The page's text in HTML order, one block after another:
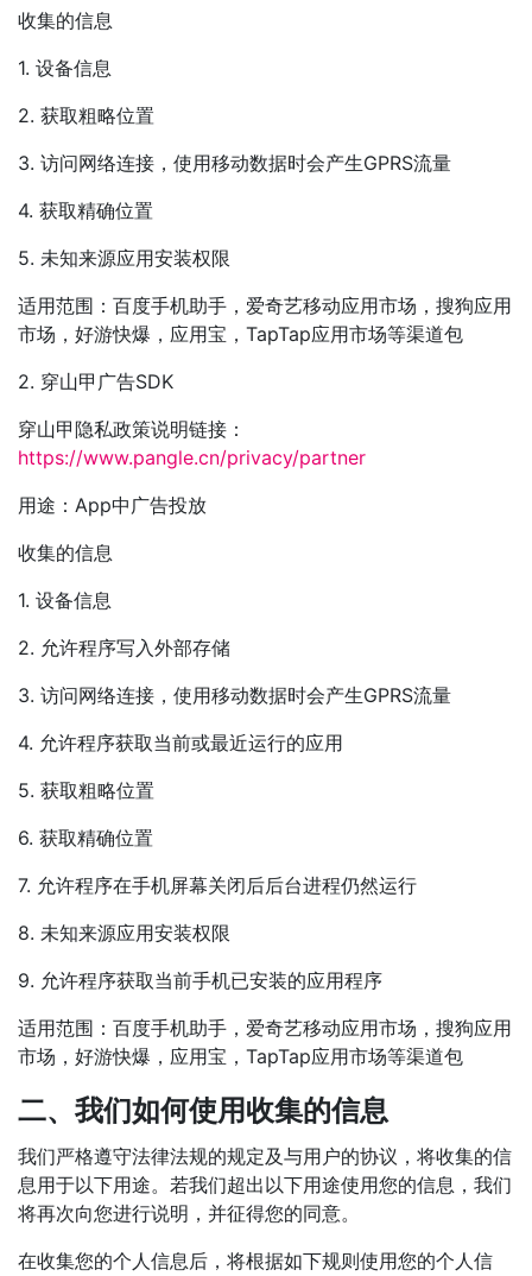
收集的信息
1. 设备信息
2. 获取粗略位置
3. 访问网络连接，使用移动数据时会产生GPRS流量
4. 获取精确位置
5. 未知来源应用安装权限
适用范围：百度手机助手，爱奇艺移动应用市场，搜狗应用
市场，好游快爆，应用宝，TapTap应用市场等渠道包
2. 穿山甲广告SDK
穿山甲隐私政策说明链接：
https://www.pangle.cn/privacy/partner
用途：App中广告投放
收集的信息
1. 设备信息
2. 允许程序写入外部存储
3. 访问网络连接，使用移动数据时会产生GPRS流量
4. 允许程序获取当前或最近运行的应用
5. 获取粗略位置
6. 获取精确位置
7. 允许程序在手机屏幕关闭后后台进程仍然运行
8. 未知来源应用安装权限
9. 允许程序获取当前手机已安装的应用程序
适用范围：百度手机助手，爱奇艺移动应用市场，搜狗应用
市场，好游快爆，应用宝，TapTap应用市场等渠道包
二、我们如何使用收集的信息
我们严格遵守法律法规的规定及与用户的协议，将收集的信
息用于以下用途。若我们超出以下用途使用您的信息，我们
将再次向您进行说明，并征得您的同意。
在收集您的个人信息后，将根据如下规则使用您的个人信